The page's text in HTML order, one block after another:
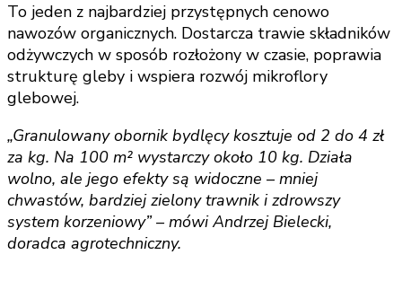
To jeden z najbardziej przystępnych cenowo
nawozów organicznych. Dostarcza trawie składników
odżywczych w sposób rozłożony w czasie, poprawia
strukturę gleby i wspiera rozwój mikroflory
glebowej.
„Granulowany obornik bydlęcy kosztuje od 2 do 4 zł
za kg. Na 100 m² wystarczy około 10 kg. Działa
wolno, ale jego efekty są widoczne – mniej
chwastów, bardziej zielony trawnik i zdrowszy
system korzeniowy” – mówi Andrzej Bielecki,
doradca agrotechniczny.